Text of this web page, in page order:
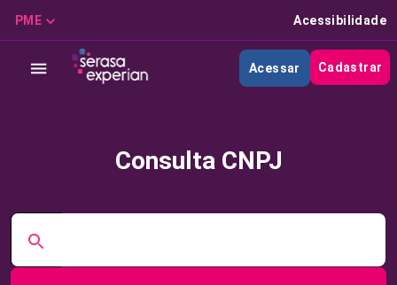
PME Acessibilidade
Acessar Cadastrar
Consulta CNPJ